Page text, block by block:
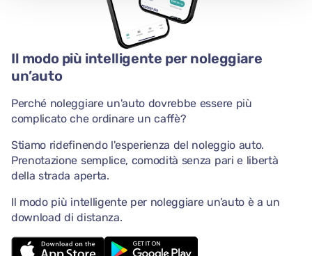
Il modo più intelligente per noleggiare
un’auto
Perché noleggiare un'auto dovrebbe essere più
complicato che ordinare un caffè?
Stiamo ridefinendo l'esperienza del noleggio auto.
Prenotazione semplice, comodità senza pari e libertà
della strada aperta.
Il modo più intelligente per noleggiare un’auto è a un
download di distanza.